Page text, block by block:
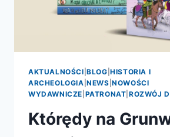
AKTUALNOŚCI |BLOG |HISTORIA I
ARCHEOLOGIA |NEWS |NOWOŚCI
WYDAWNICZE PATRONAT ROZWÓJ
Którędy na